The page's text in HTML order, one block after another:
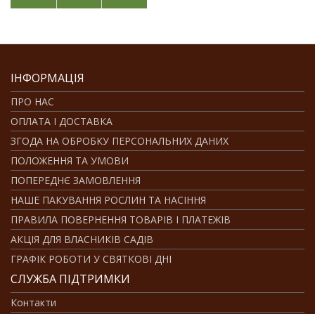
ІНФОРМАЦІЯ
ПРО НАС
ОПЛАТА І ДОСТАВКА
ЗГОДА НА ОБРОБКУ ПЕРСОНАЛЬНИХ ДАНИХ
ПОЛОЖЕННЯ ТА УМОВИ
ПОПЕРЕДНЄ ЗАМОВЛЕННЯ
НАШЕ ПАКУВАННЯ РОСЛИН ТА НАСІННЯ
ПРАВИЛА ПОВЕРНЕННЯ ТОВАРІВ І ПЛАТЕЖІВ
АКЦІЯ ДЛЯ ВЛАСНИКІВ САДІВ
ГРАФІК РОБОТИ У СВЯТКОВІ ДНІ
СЛУЖБА ПІДТРИМКИ
Контакти